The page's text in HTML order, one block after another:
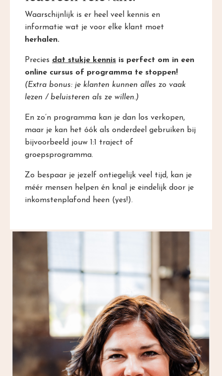
Waarschijnlijk is er heel veel kennis en
informatie wat je voor elke klant moet
herhalen.
Precies dat stukje kennis is perfect om in een
online cursus of programma te stoppen!
(Extra bonus: je klanten kunnen alles zo vaak
lezen / beluisteren als ze willen.)
En zo’n programma kan je dan los verkopen,
maar je kan het óók als onderdeel gebruiken bij
bijvoorbeeld jouw 1:1 traject of
groepsprogramma.
Zo bespaar je jezelf ontiegelijk veel tijd, kan je
méér mensen helpen én knal je eindelijk door je
inkomstenplafond heen (yes!).